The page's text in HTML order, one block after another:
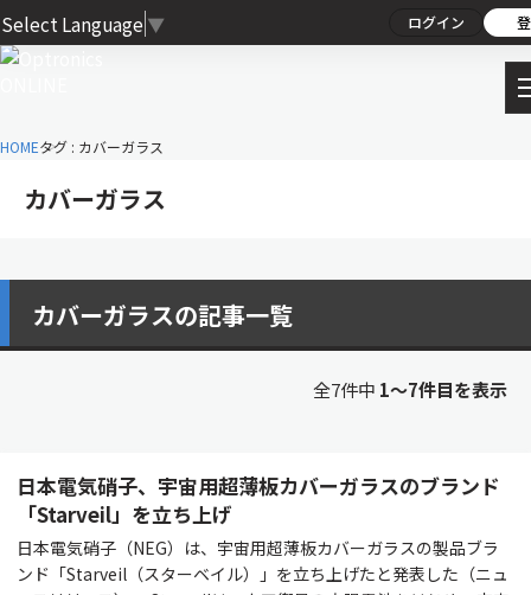
Select Language ▼ ログイン
HOMEタグ : カバーガラス
カバーガラス
カバーガラスの記事一覧
全7件中 1〜7件目を表示
日本電気硝子、宇宙用超薄板カバーガラスのブランド
「Starveil」を立ち上げ
日本電気硝子（NEG）は、宇宙用超薄板カバーガラスの製品ブラ
ンド「Starveil（スターベイル）」を立ち上げたと発表した（ニュ